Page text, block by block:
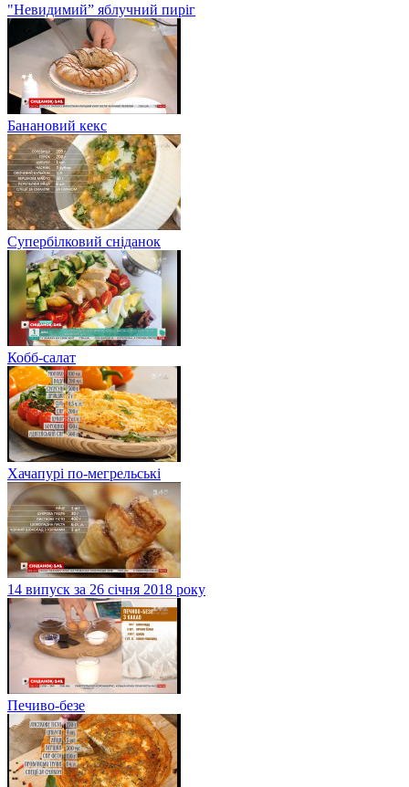
"Невидимий” яблучний пиріг
Банановий кекс
Супербілковий сніданок
Кобб-салат
Хачапурі по-мегрельські
14 випуск за 26 січня 2018 року
Печиво-безе